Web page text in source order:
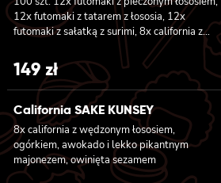
12x futomaki z tatarem z łososia, 12x
futomaki z sałatką z surimi, 8x california z
tuńczykiem, 8x california z pieczonym
łososiem, 8x california z krewetką w
tempurze, 8x maki z ogórkiem, 8x maki z
oshinko, 8x maki z surimi, 8x maki z łososiem,
8x maki z kanpyo
149 zł
California SAKE KUNSEY
8x california z wędzonym łososiem,
ogórkiem, awokado i lekko pikantnym
majonezem, owinięta sezamem